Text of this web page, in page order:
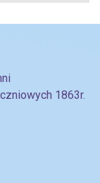
1863r.